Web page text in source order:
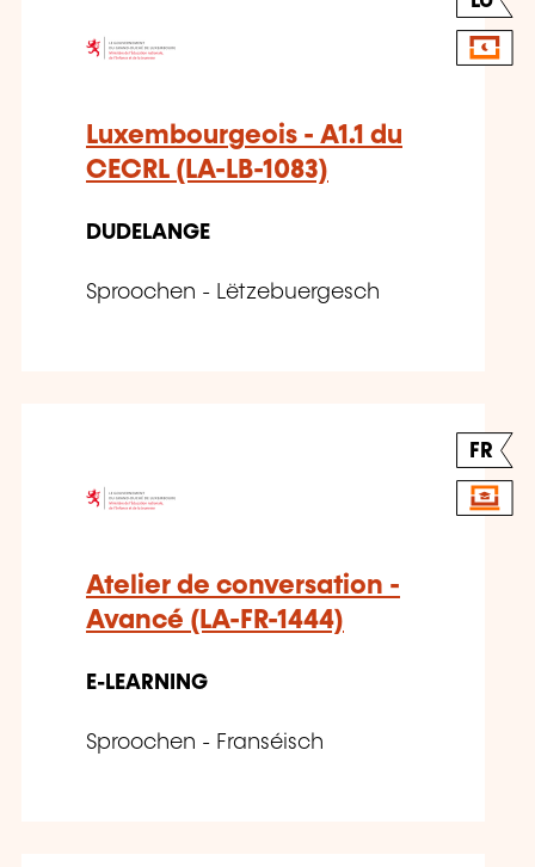
Luxembourgeois - A1.1 du
CECRL (LA-LB-1083)
DUDELANGE
Sproochen - Lëtzebuergesch
FR
Atelier de conversation -
Avancé (LA-FR-1444)
E-LEARNING
Sproochen - Franséisch